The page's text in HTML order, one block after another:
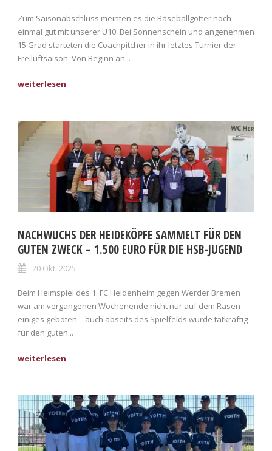
Zum Saisonabschluss meinten es die Baseballgötter noch
einmal gut mit unserer U10. Bei Sonnenschein und angenehmen
15 Grad starteten die Coachpitcher in ihr letztes Turnier der
Freiluftsaison. Von Beginn an...
NACHWUCHS DER HEIDEKÖPFE SAMMELT FÜR DEN
GUTEN ZWECK – 1.500 EURO FÜR DIE HSB-JUGEND
20 Okt. 2025
Beim Heimspiel des 1. FC Heidenheim gegen Werder Bremen
war am vergangenen Wochenende nicht nur auf dem Rasen
einiges geboten – auch abseits des Spielfelds wurde tatkräftig
für den guten...